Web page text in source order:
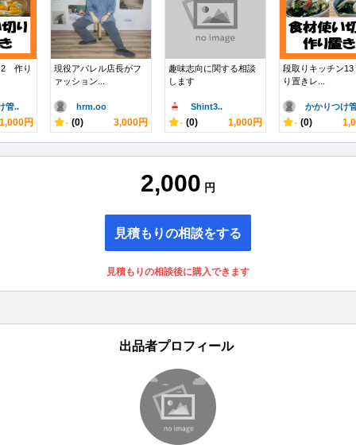
2 作り
管..
1,000円
現役アパレル店長がフ
ァッション...
hrm.oo
- (0) 3,000円
趣味志向に関する相談
します
Shint3..
- (0) 1,000円
段取りキッチン
り置きレ...
かかりつけ
- (0)
2,000 円
見積もりの相談をする
見積もりの相談後に購入できます
出品者プロフィール